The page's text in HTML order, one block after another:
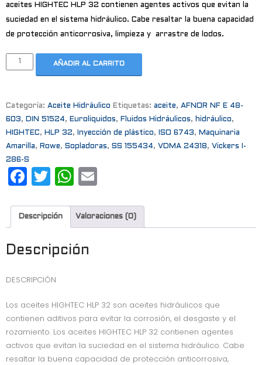
aceites HIGHTEC HLP 32 contienen agentes activos que evitan la
suciedad en el sistema hidráulico. Cabe resaltar la buena capacidad
de protección anticorrosiva, limpieza y arrastre de lodos.
AÑADIR AL CARRITO
Categoría: Aceite Hidráulico Etiquetas: aceite, AFNOR NF E 48-
603, DIN 51524, Euroliquidos, Fluidos Hidráulicos, hidráulico,
HIGHTEC, HLP 32, Inyección de plástico, ISO 6743, Maquinaria
Amarilla, Rowe, Sopladoras, SS 155434, VDMA 24318, Vickers I-
286-S
F
c
b
k
T
it
e
W
a
t
s
p
ai
l
Descripción Valoraciones (0)
Descripción
DESCRIPCIÓN
Los aceites HIGHTEC HLP 32 son aceites hidráulicos que
contienen aditivos para evitar la corrosión, el desgaste y el
rozamiento. Los aceites HIGHTEC HLP 32 contienen agentes
activos que evitan la suciedad en el sistema hidráulico. Cabe
resaltar la buena capacidad de protección anticorrosiva,